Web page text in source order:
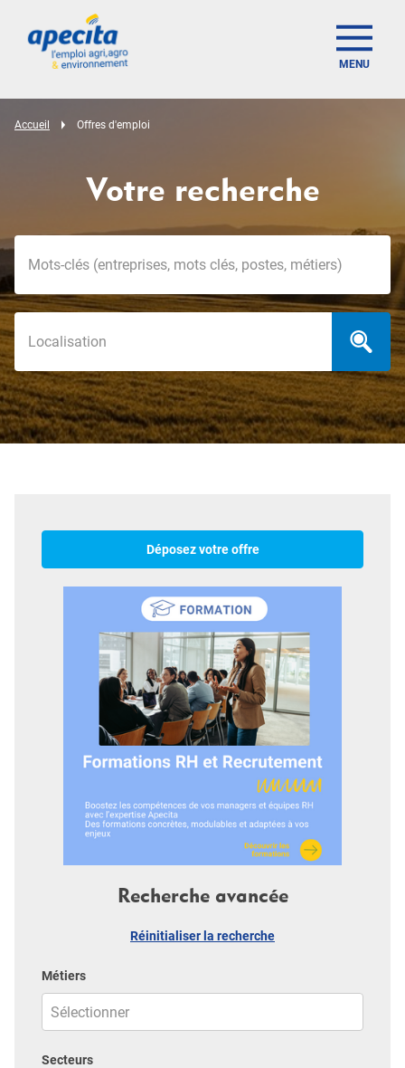
MENU
Accueil Offres d'emploi
Votre recherche
Déposez votre offre
Recherche avancée
Réinitialiser la recherche
Métiers
Secteurs